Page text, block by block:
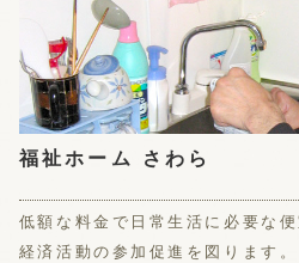
福祉ホーム さわら
低額な料金で日常生活に必要な
経済活動の参加促進を図ります。